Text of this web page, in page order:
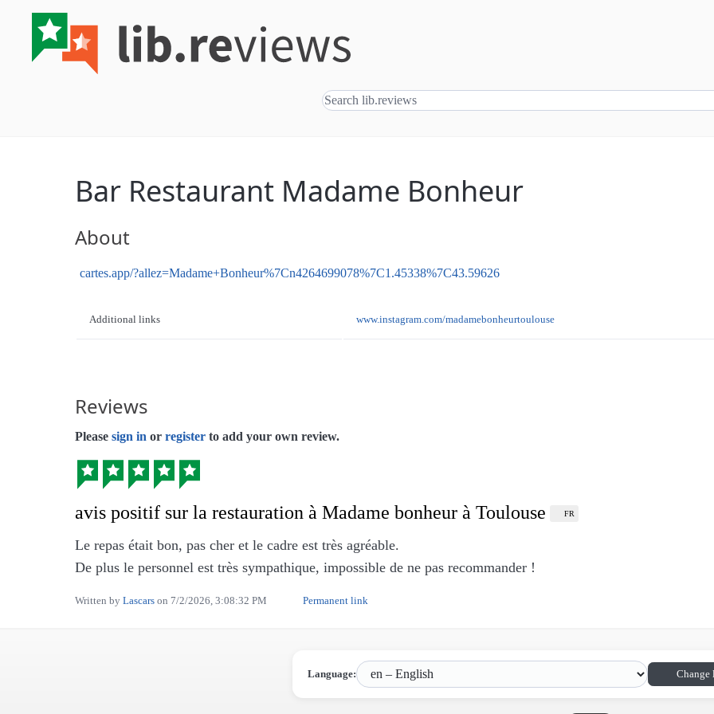
Bar Restaurant Madame Bonheur
Reviews
Pleasesign in orregister to add your own review.
avis positif sur la restauration à Madame bonheur à Toulouse FR
Le repas était bon, pas cher et le cadre est très agréable.
De plus le personnel est très sympathique, impossible de ne pas recommander !
Written byLascars on 7/2/2026, 3:08:32 PM Permanent link
About
cartes.app/?allez=Madame+Bonheur%7Cn4264699078%7C1.45338%7C43.59626
Additional links www.instagram.com/madamebonheurtoulouse
Language: Change